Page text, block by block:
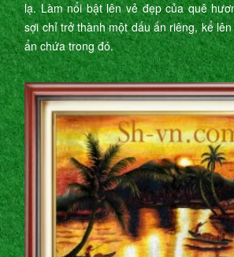
lạ. Làm nổi bật lên vẻ đẹp của quê
sợi chỉ trở thành một dấu ấn riêng, kể
ẩn chứa trong đó.